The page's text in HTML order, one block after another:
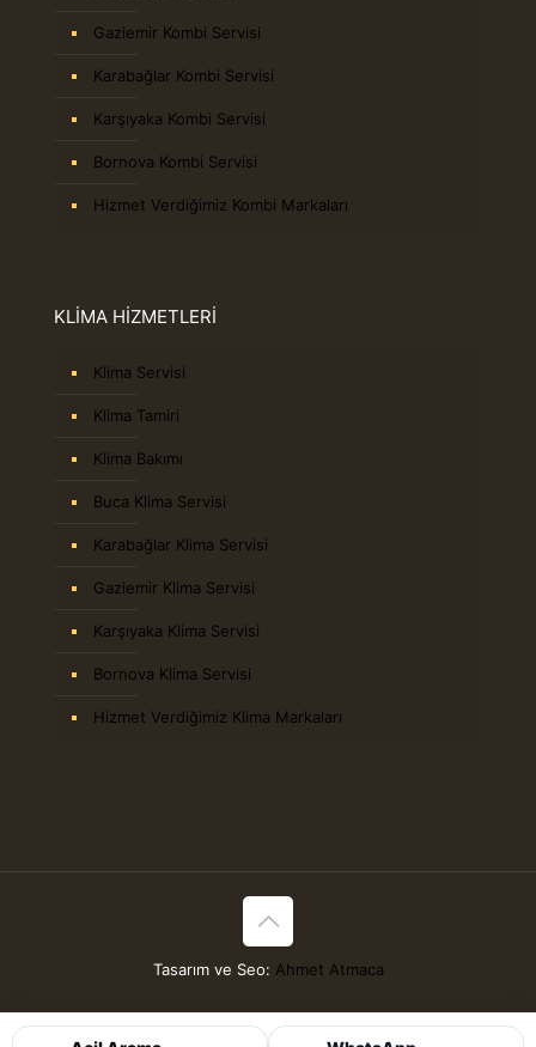
Gaziemir Kombi Servisi
Karabağlar Kombi Servisi
Karşıyaka Kombi Servisi
Bornova Kombi Servisi
Hizmet Verdiğimiz Kombi Markaları
KLİMA HİZMETLERİ
Klima Servisi
Klima Tamiri
Klima Bakımı
Buca Klima Servisi
Karabağlar Klima Servisi
Gaziemir Klima Servisi
Karşıyaka Klima Servisi
Bornova Klima Servisi
Hizmet Verdiğimiz Klima Markaları
Tasarım ve Seo: Ahmet Atmaca